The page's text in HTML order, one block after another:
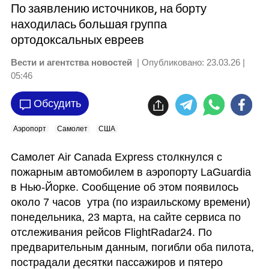
По заявлению источников, на борту
находилась большая группа
ортодоксальных евреев
Вести и агентства новостей | Опубликовано: 23.03.26 |
05:46
Обсудить
Аэропорт Самолет США
Самолет Air Canada Express столкнулся с
пожарным автомобилем в аэропорту LaGuardia
в Нью-Йорке. Сообщение об этом появилось
около 7 часов  утра (по израильскому времени)
понедельника, 23 марта, на сайте сервиса по
отслеживания рейсов FlightRadar24. По
предварительным данным, погибли оба пилота,
пострадали десятки пассажиров и пятеро